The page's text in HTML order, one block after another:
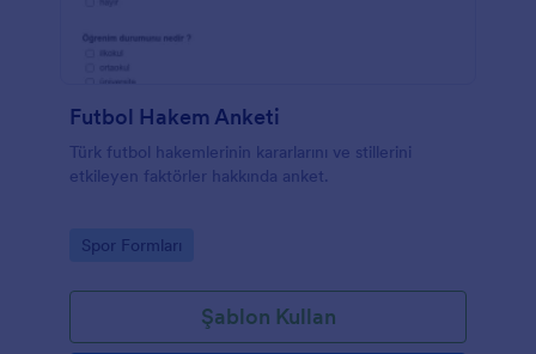
Futbol Hakem Anketi
Türk futbol hakemlerinin kararlarını ve stillerini
etkileyen faktörler hakkında anket.
Go to Category:
Spor Formları
Şablon Kullan